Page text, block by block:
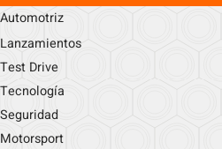
Automotriz
Lanzamientos
Test Drive
Tecnología
Seguridad
Motorsport